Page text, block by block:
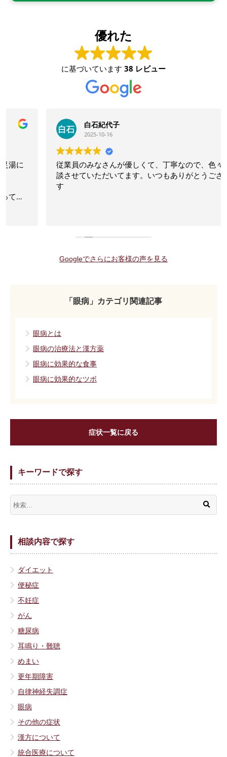
優れた
に基づいています 38 レビュー
白石紀代子
2025-10-16
従業員のみなさんが優しくて、丁寧なので、色々ご相
談させていただいてます。いつもありがとうございま
Googleでさらにお客様の声を見る
「眼病」カテゴリ関連記事
眼病とは
眼病の治療法と漢方薬
眼病に効果的な食事
眼病に効果的なツボ
症状一覧に戻る
キーワードで探す
相談内容で探す
ダイエット
便秘症
不妊症
がん
糖尿病
耳鳴り・難聴
めまい
更年期障害
自律神経失調症
眼病
その他の症状
漢方について
統合医療について